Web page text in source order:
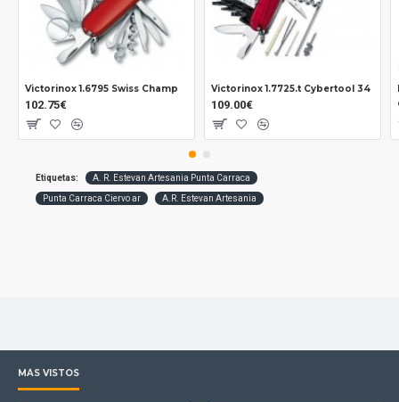
Victorinox 1.6795 Swiss Champ
102.75€
Victorinox 1.7725.t Cybertool 34
109.00€
Etiquetas: A. R. Estevan Artesania Punta Carraca
Punta Carraca Ciervo ar A.R. Estevan Artesania
MÁS VISTOS